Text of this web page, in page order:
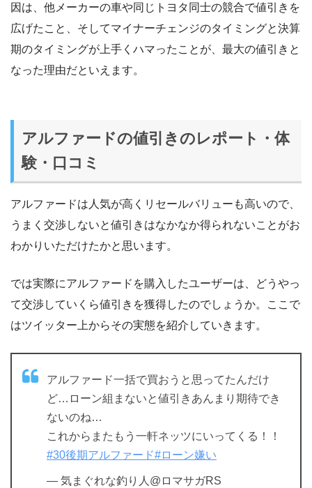
因は、他メーカーの車や同じトヨタ同士の競合で値引きを
広げたこと、そしてマイナーチェンジのタイミングと決算
期のタイミングが上手くハマったことが、最大の値引きと
なった理由だといえます。
アルファードの値引きのレポート・体
験・口コミ
アルファードは人気が高くリセールバリューも高いので、
うまく交渉しないと値引きはなかなか得られないことがお
わかりいただけたかと思います。
では実際にアルファードを購入したユーザーは、どうやっ
て交渉していくら値引きを獲得したのでしょうか。ここで
はツイッター上からその実態を紹介していきます。
アルファード一括で買おうと思ってたんだけ
ど…ローン組まないと値引きあんまり期待でき
ないのね…
これからまたもう一軒ネッツにいってくる！！
#30後期アルファード#ローン嫌い
— 気まぐれな釣り人@ロマサガRS